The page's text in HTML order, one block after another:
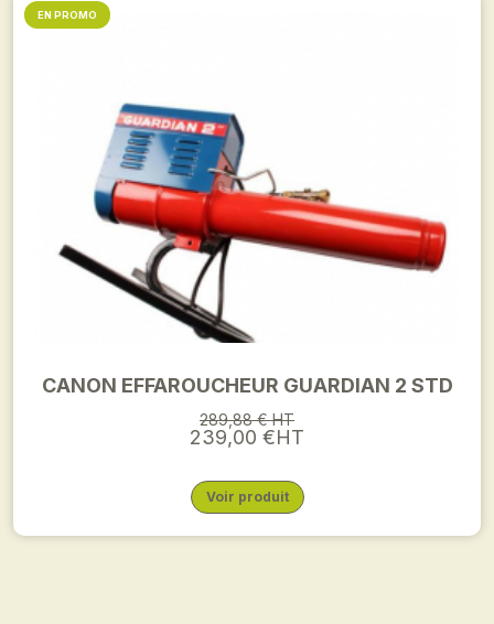
CANON EFFAROUCHEUR GUARDIAN 2 STD
289,88 € HT
239,00 €HT
Voir produit
EN PROMO